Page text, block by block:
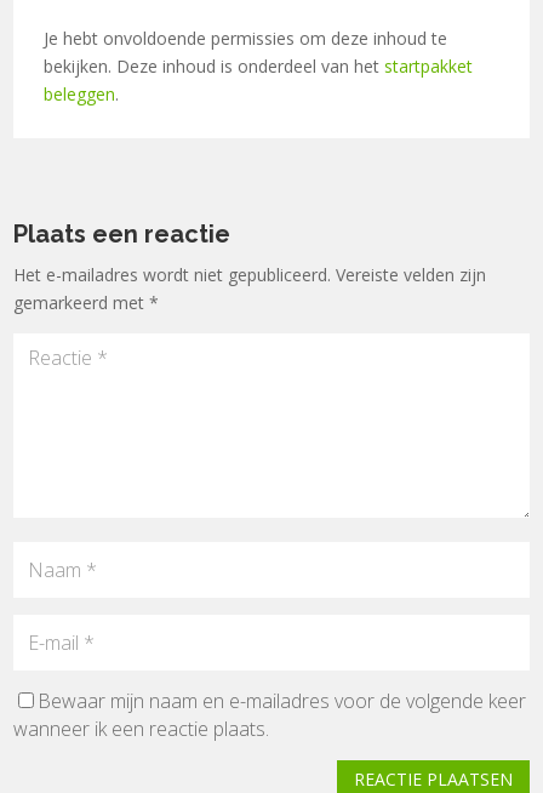
Je hebt onvoldoende permissies om deze inhoud te
bekijken. Deze inhoud is onderdeel van hetstartpakket
beleggen.
Plaats een reactie
Het e-mailadres wordt niet gepubliceerd. Vereiste velden zijn
gemarkeerd met*
Bewaar mijn naam en e-mailadres voor de volgende keer
wanneer ik een reactie plaats.
REACTIE PLAATSEN